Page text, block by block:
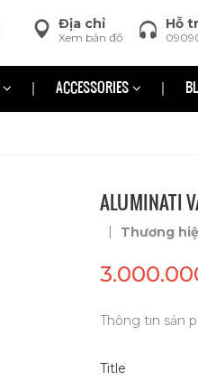
Hỗ
Địa chỉ
Xem bản đồ
ACCESSORIES
ALUMINATI
| Thương
Thông tin sản
Title